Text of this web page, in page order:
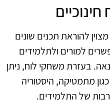
להוראת תכנים שונים
למורים ולתלמידים
בעזרת משחקי לוח, ניתן
מתמטיקה, היסטוריה
של התלמידים.